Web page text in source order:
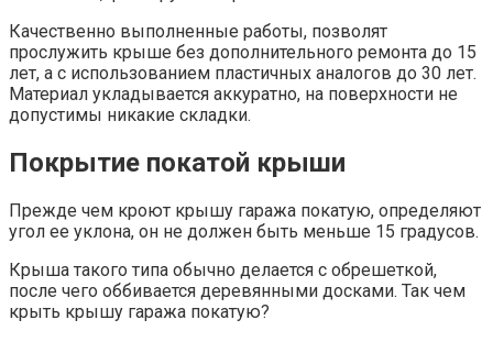
Качественно выполненные работы, позволят
прослужить крыше без дополнительного ремонта до 15
лет, а с использованием пластичных аналогов до 30 лет.
Материал укладывается аккуратно, на поверхности не
допустимы никакие складки.
Покрытие покатой крыши
Прежде чем кроют крышу гаража покатую, определяют
угол ее уклона, он не должен быть меньше 15 градусов.
Крыша такого типа обычно делается с обрешеткой,
после чего оббивается деревянными досками. Так чем
крыть крышу гаража покатую?